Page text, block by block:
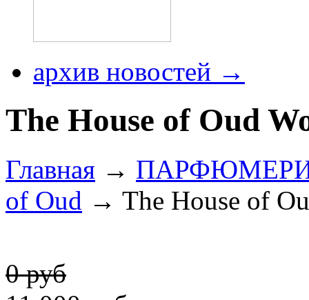
архив новостей →
The House of Oud
Главная →
of Oud → The House of
0 руб